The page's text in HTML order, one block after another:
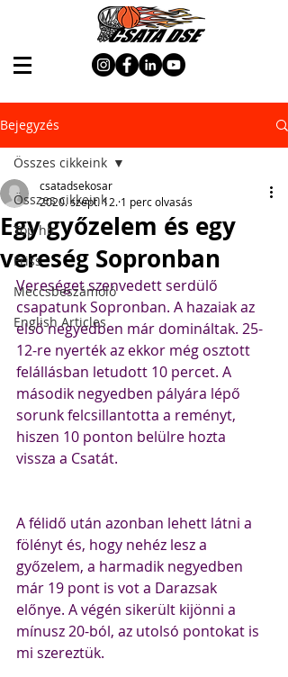
Bejegyzés
Összes cikkeink
Top hír
Friss
Meccsbeszámoló
English Articles
Összes cikkeink
Egy győzelem és egy
vereség Sopronban
csatadsekosar
2020. szept. 12. 1 perc olvasás
Vereséget szenvedett serdülő
csapatunk Sopronban. A hazaiak az
első negyedben már domináltak. 25-
12-re nyerték az ekkor még osztott
felállásban letudott 10 percet. A
második negyedben pályára lépő
sorunk felcsillantotta a reményt,
hiszen 10 ponton belülre hozta
vissza a Csatát.
A félidő után azonban lehett látni a
fölényt és, hogy nehéz lesz a
győzelem, a harmadik negyedben
már 19 pont is vot a Darazsak
előnye. A végén sikerült kijönni a
mínusz 20-ból, az utolsó pontokat is
mi szereztük.